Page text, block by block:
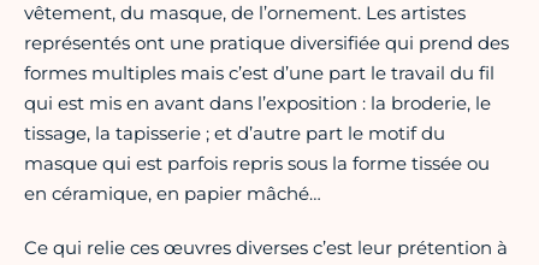
vêtement, du masque, de l’ornement. Les artistes
représentés ont une pratique diversifiée qui prend des
formes multiples mais c’est d’une part le travail du fil
qui est mis en avant dans l’exposition : la broderie, le
tissage, la tapisserie ; et d’autre part le motif du
masque qui est parfois repris sous la forme tissée ou
en céramique, en papier mâché…
Ce qui relie ces œuvres diverses c’est leur prétention à